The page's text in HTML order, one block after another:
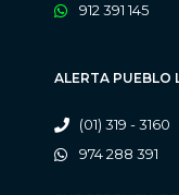
912 391 145
ALERTA PUEBLO
(01) 319 - 3160
974 288 391